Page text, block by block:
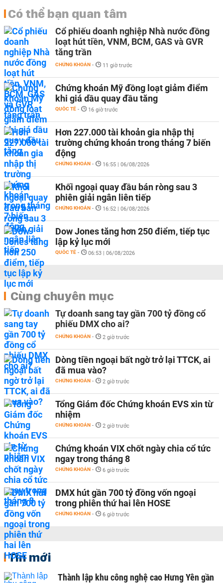
Có thể bạn quan tâm
Cổ phiếu doanh nghiệp Nhà nước đồng
loạt hút tiền, VNM, BCM, GAS và GVR
tăng trần
CHỨNG KHOÁN - 11 giờ trước
Chứng khoán Mỹ đồng loạt giảm điểm
khi giá dầu quay đầu tăng
QUỐC TẾ - 16 giờ trước
Hơn 227.000 tài khoản gia nhập thị
trường chứng khoán trong tháng 7 biến
động
CHỨNG KHOÁN - 16:55 | 06/08/2026
Khối ngoại quay đầu bán ròng sau 3
phiên giải ngân liên tiếp
CHỨNG KHOÁN - 16:52 | 06/08/2026
Dow Jones tăng hơn 250 điểm, tiếp tục
lập kỷ lục mới
QUỐC TẾ - 06:53 | 06/08/2026
Cùng chuyên mục
Tự doanh sang tay gần 700 tỷ đồng cổ
phiếu DMX cho ai?
CHỨNG KHOÁN - 2 giờ trước
Dòng tiền ngoại bất ngờ trở lại TTCK, ai
đã mua vào?
CHỨNG KHOÁN - 2 giờ trước
Tổng Giám đốc Chứng khoán EVS xin từ
nhiệm
CHỨNG KHOÁN - 2 giờ trước
Chứng khoán VIX chốt ngày chia cổ tức
ngay trong tháng 8
CHỨNG KHOÁN - 6 giờ trước
DMX hút gần 700 tỷ đồng vốn ngoại
trong phiên thứ hai lên HOSE
CHỨNG KHOÁN - 6 giờ trước
Tin mới
Thành lập khu công nghệ cao Hưng Yên gần